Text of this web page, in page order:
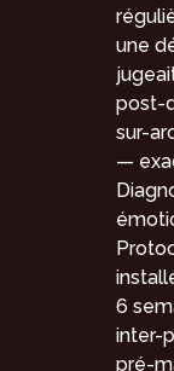
une
post-
sur-
—
6
inter-
pré-